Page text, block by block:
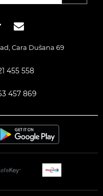
Cara Dušana 69
455 558
457 869